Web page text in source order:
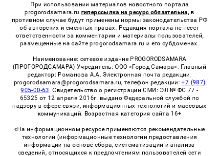
При использовании материалов новостного портала
progorodsamara.ru гиперссылка на ресурс обязательна, в
противном случае будут применены нормы законодательства РФ
об авторских и смежных правах. Редакция портала не несет
ответственности за комментарии и материалы пользователей,
размещенные на сайте progorodsamara.ru и его субдоменах.
Наименование: сетевое издание PROGORODSAMARA
(ПРОГОРОДСАМАРА) Учредитель: ООО «Город Самара». Главный
редактор: Романова А.А. Электронная почта редакции:
progorodsamara@progorodsamara.ru, телефон редакции:+7 (987)
905-00-63 . Свидетельство о регистрации СМИ: ЭЛ № ФС 77 -
65325 от 12 апреля 2016г. выдано Федеральной службой по
надзору в сфере связи, информационных технологий и массовых
коммуникаций. Возрастная категория сайта 16+
«На информационном ресурсе применяются рекомендательные
технологии (информационные технологии предоставления
информации на основе сбора, систематизации и анализа
сведений, относящихся к предпочтениям пользователей сети